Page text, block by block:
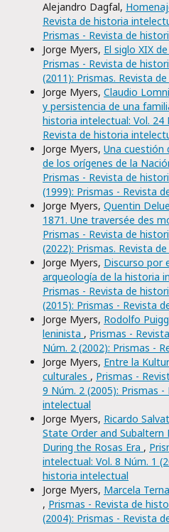
Alejandro Dagfal,
Revista de historia
Prismas - Revista de
Jorge Myers, El siglo XIX
Prismas - Revista de
(2011): Prismas. Revista
Jorge Myers, Claudio
y persistencia de una
historia intelectual: Vol. 24
Revista de historia
Jorge Myers, Una cuestión
de los orígenes de la
Prismas - Revista de
(1999): Prismas - Revista
Jorge Myers, Quentin
1871. Une traversée des
Prismas - Revista de
(2022): Prismas. Revista
Jorge Myers, Discurso por
arqueología de la historia
Prismas - Revista de
(2015): Prismas - Revista
Jorge Myers, Rodolfo
leninista , Prismas -
Núm. 2 (2002): Prismas -
Jorge Myers, Entre la
culturales , Prismas -
9 Núm. 2 (2005): Prismas
intelectual
Jorge Myers, Ricardo
State Order and Subaltern
During the Rosas Era ,
intelectual: Vol. 8 Núm. 1
historia intelectual
Jorge Myers, Marcela
, Prismas - Revista de
(2004): Prismas - Revista